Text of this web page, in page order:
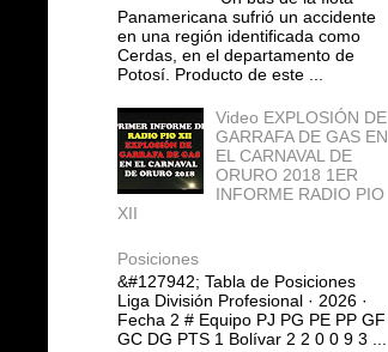
Panamericana sufrió un accidente
en una región identificada como
Cerdas, en el departamento de
Potosí. Producto de este ...
Video EXPLOSIÓN DE
GARRAFA DE GAS EN
EL CARNAVAL DE
ORURO 2018 1ER
INFORME RADIO PIO
XII
Posiciones
&#127942; Tabla de Posiciones
Liga División Profesional · 2026 ·
Fecha 2 # Equipo PJ PG PE PP GF
GC DG PTS 1 Bolívar 2 2 0 0 9 3 ...